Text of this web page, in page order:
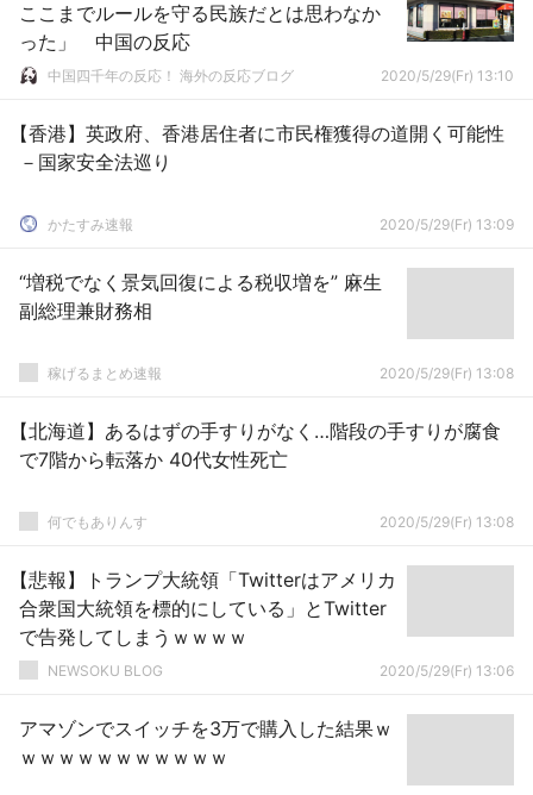
ここまでルールを守る民族だとは思わなか
った」 中国の反応
中国四千年の反応！ 海外の反応ブログ 2020/5/29(Fr) 13:10
【香港】英政府、香港居住者に市民権獲得の道開く可能性
－国家安全法巡り
かたすみ速報 2020/5/29(Fr) 13:09
“増税でなく景気回復による税収増を” 麻生
副総理兼財務相
稼げるまとめ速報 2020/5/29(Fr) 13:08
【北海道】あるはずの手すりがなく…階段の手すりが腐食
で7階から転落か 40代女性死亡
何でもありんす 2020/5/29(Fr) 13:08
【悲報】トランプ大統領「Twitterはアメリカ
合衆国大統領を標的にしている」とTwitter
で告発してしまうｗｗｗｗ
NEWSOKU BLOG 2020/5/29(Fr) 13:06
アマゾンでスイッチを3万で購入した結果ｗ
ｗｗｗｗｗｗｗｗｗｗｗ